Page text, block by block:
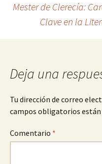
de
entradas
Mester de Clerecía:
Clave en la
Deja una
Tu dirección de correo
campos obligatorios están
Comentario *